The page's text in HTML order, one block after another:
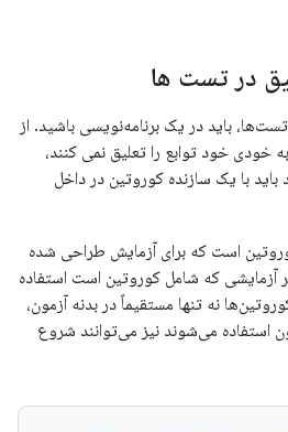
در تست ها
باید در یک برنامه‌نویسی باشید. از
آنجایی که توابع تست JUnit به خودی خود توابع را تعلیق نمی کنند،
با یک سازنده کوروتین در داخل
است که برای آزمایش طراحی شده
آزمایشی که شامل کوروتین است استفاده
نه تنها مستقیماً در بدنه آزمون،
استفاده می‌شوند نیز می‌توانند شروع